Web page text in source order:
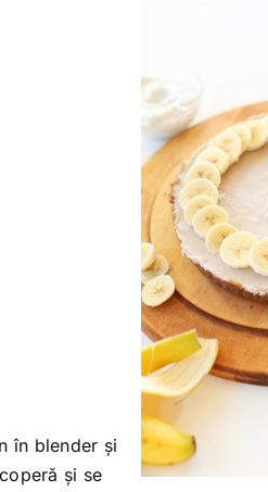
în blender și
și se